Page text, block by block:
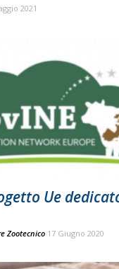
2021
Ue
Zootecnico 17 Giugno 2020